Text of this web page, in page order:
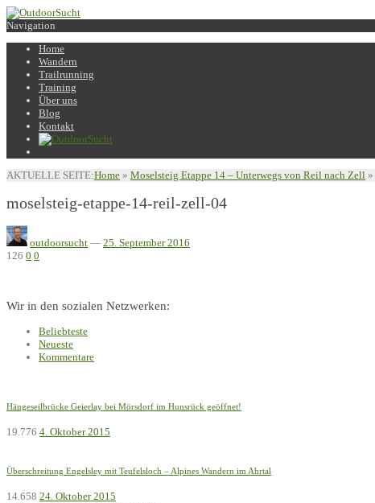
Navigation
Home
Wandern
Trailrunning
Training
Über uns
Blog
Kontakt
AKTUELLE SEITE:Home » Moselsteig Etappe 14 – Unterwegs von Reil nach Zell »
moselsteig-etappe-14-reil-zell-04
outdoorsucht — 25. September 2016
126 0 0
Wir in den sozialen Netzwerken:
Beliebteste
Neueste
Kommentare
Hängeseilbrücke Geierlay bei Mörsdorf im Hunsrück geöffnet!
19.776 4. Oktober 2015
Überschreitung Engelsley mit Teufelsloch – Alpines Wandern im Ahrtal
14.658 24. Oktober 2015